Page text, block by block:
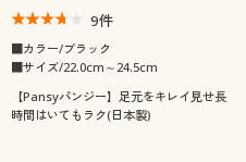
9件
■カラー/ブラック
■サイズ/22.0cm～24.5cm
【Pansyパンジー】足元をキレイ見せ長
時間はいてもラク(日本製)